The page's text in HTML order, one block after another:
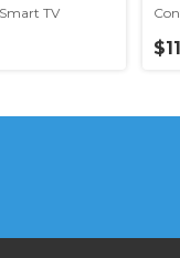
TV